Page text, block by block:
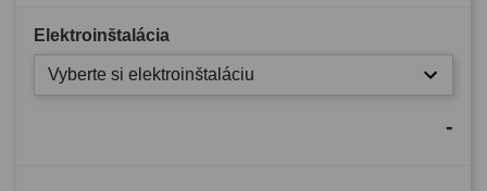
Elektroinštalácia
Vyberte si elektroinštaláciu
-